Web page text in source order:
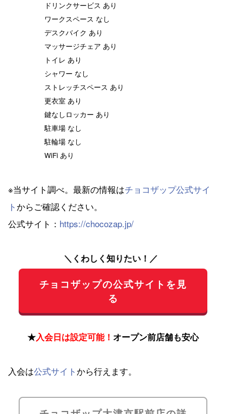
ドリンクサービス あり
ワークスペース なし
デスクバイク あり
マッサージチェア あり
トイレ あり
シャワー なし
ストレッチスペース あり
更衣室 あり
鍵なしロッカー あり
駐車場 なし
駐輪場 なし
WiFi あり
※当サイト調べ。最新の情報はチョコザップ公式サイ
ト からご確認ください。
公式サイト： https://chocozap.jp/
＼くわしく知りたい！／
チョコザップの公式サイトを見
る
★入会日は設定可能！ オープン前店舗も安心
入会は公式サイト から行えます。